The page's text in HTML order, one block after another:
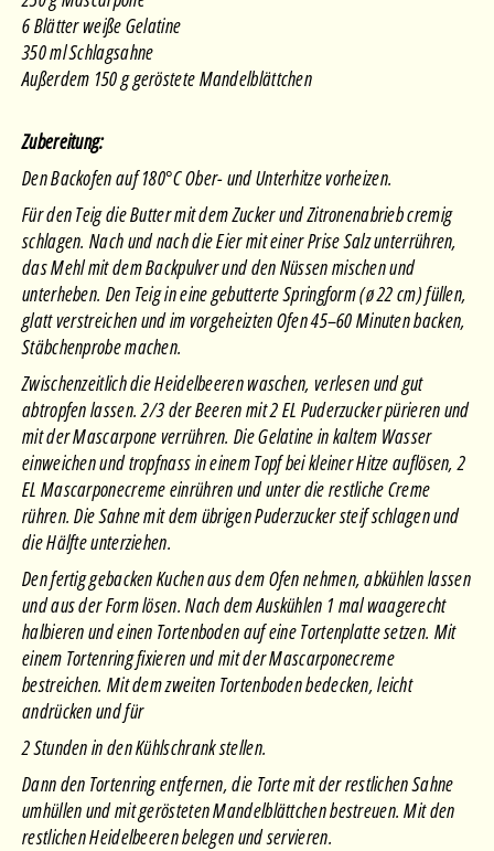
6 Blätter weiße Gelatine
350 ml Schlagsahne
Außerdem 150 g geröstete Mandelblättchen
Zubereitung:
Den Backofen auf 180°C Ober- und Unterhitze vorheizen.
Für den Teig die Butter mit dem Zucker und Zitronenabrieb cremig
schlagen. Nach und nach die Eier mit einer Prise Salz unterrühren,
das Mehl mit dem Backpulver und den Nüssen mischen und
unterheben. Den Teig in eine gebutterte Springform (ø 22 cm) füllen,
glatt verstreichen und im vorgeheizten Ofen 45–60 Minuten backen,
Stäbchenprobe machen.
Zwischenzeitlich die Heidelbeeren waschen, verlesen und gut
abtropfen lassen. 2/3 der Beeren mit 2 EL Puderzucker pürieren und
mit der Mascarpone verrühren. Die Gelatine in kaltem Wasser
einweichen und tropfnass in einem Topf bei kleiner Hitze auflösen, 2
EL Mascarponecreme einrühren und unter die restliche Creme
rühren. Die Sahne mit dem übrigen Puderzucker steif schlagen und
die Hälfte unterziehen.
Den fertig gebacken Kuchen aus dem Ofen nehmen, abkühlen lassen
und aus der Form lösen. Nach dem Auskühlen 1 mal waagerecht
halbieren und einen Tortenboden auf eine Tortenplatte setzen. Mit
einem Tortenring fixieren und mit der Mascarponecreme
bestreichen. Mit dem zweiten Tortenboden bedecken, leicht
andrücken und für
2 Stunden in den Kühlschrank stellen.
Dann den Tortenring entfernen, die Torte mit der restlichen Sahne
umhüllen und mit gerösteten Mandelblättchen bestreuen. Mit den
restlichen Heidelbeeren belegen und servieren.